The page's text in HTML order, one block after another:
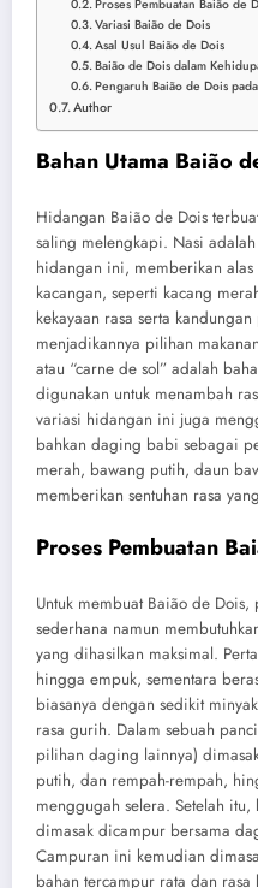
Proses Pembuatan Baião de
Variasi Baião de Dois
Asal Usul Baião de Dois
Baião de Dois dalam
Pengaruh Baião de Dois
Author
Bahan Utama Baião
Hidangan Baião de Dois
saling melengkapi. Nasi
hidangan ini, memberikan
kacangan, seperti kacang
kekayaan rasa serta
menjadikannya pilihan
atau “carne de sol” adalah
digunakan untuk menambah
variasi hidangan ini juga
bahkan daging babi sebagai
merah, bawang putih, daun
memberikan sentuhan rasa
Proses Pembuatan
Untuk membuat Baião de Dois,
sederhana namun
yang dihasilkan maksimal.
hingga empuk, sementara
biasanya dengan sedikit
rasa gurih. Dalam sebuah
pilihan daging lainnya)
putih, dan rempah-rempah,
menggugah selera. Setelah
dimasak dicampur bersama
Campuran ini kemudian
bahan tercampur rata dan